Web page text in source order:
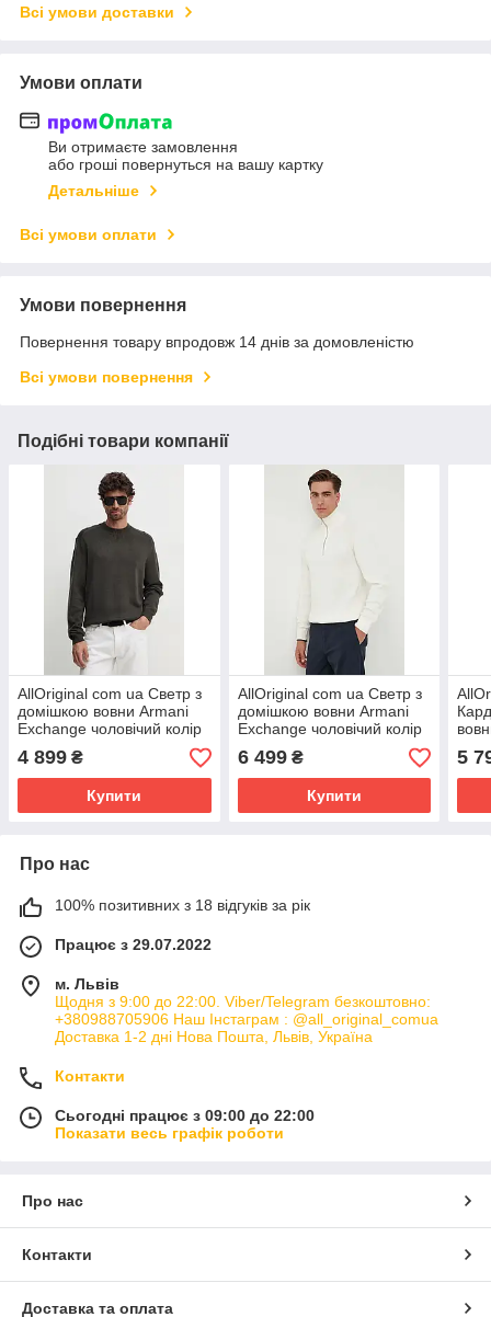
Всі умови доставки
Умови оплати
Ви отримаєте замовлення
або гроші повернуться на вашу картку
Детальніше
Всі умови оплати
Умови повернення
Повернення товару впродовж 14 днів за домовленістю
Всі умови повернення
Подібні товари компанії
AllOriginal com ua Светр з
домішкою вовни Armani
Exchange чоловічий колір
зелений 6DZM1F ZM1LZ
РОЗМІРИ
4 899 ₴
Купити
AllOriginal com ua Светр з
домішкою вовни Armani
Exchange чоловічий колір
бежевий РОЗМІРИ
ЗАПИТУЙТЕ
6 499₴
Купити
5
Про нас
100% позитивних з 18 відгуків за рік
Працює з 29.07.2022
м. Львів
Щодня з 9:00 до 22:00. Viber/Telegram безкоштовно:
+380988705906 Наш Інстаграм : @all_original_comua
Доставка 1-2 дні Нова Пошта, Львів, Україна
Контакти
Сьогодні працює з 09:00 до 22:00
Показати весь графік роботи
Про нас
Контакти
Доставка та оплата